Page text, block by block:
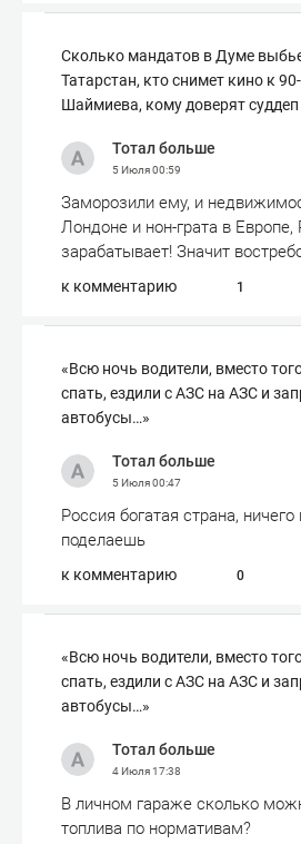
Сколько мандатов в Думе
Татарстан, кто снимет кино к
Шаймиева, кому доверят суддеп
Тотал больше
5 Июля00:59
Заморозили ему, и
Лондоне и нон-грата в Европе,
зарабатывает! Значит
к комментарию 1
«Всю ночь водители, вместо
спать, ездили с АЗС на АЗС и
автобусы…»
Тотал больше
5 Июля00:47
Россия богатая страна, ничего
поделаешь
к комментарию 0
«Всю ночь водители, вместо
спать, ездили с АЗС на АЗС и
автобусы…»
Тотал больше
4 Июля17:38
В личном гараже сколько
топлива по нормативам?